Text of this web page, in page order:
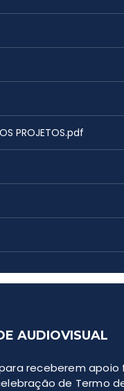
PROJETOS.pdf
AUDIOVISUAL
receberem
de Termo